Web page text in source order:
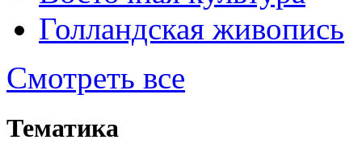
Голландская живопись
Смотреть все
Тематика